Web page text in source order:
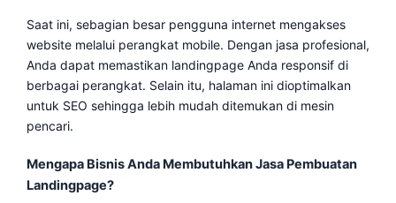
Saat ini, sebagian besar pengguna internet mengakses
website melalui perangkat mobile. Dengan jasa profesional,
Anda dapat memastikan landingpage Anda responsif di
berbagai perangkat. Selain itu, halaman ini dioptimalkan
untuk SEO sehingga lebih mudah ditemukan di mesin
pencari.
Mengapa Bisnis Anda Membutuhkan Jasa Pembuatan
Landingpage?